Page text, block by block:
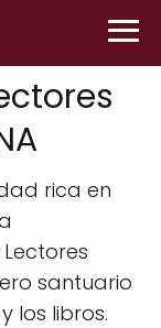
rica en
santuario
los libros.